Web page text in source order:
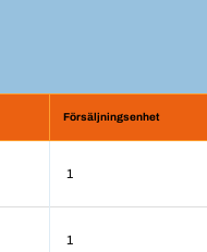
Försäljningsenhet
1
1